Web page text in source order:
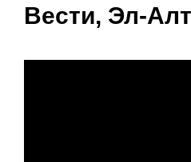
Вести, Эл-